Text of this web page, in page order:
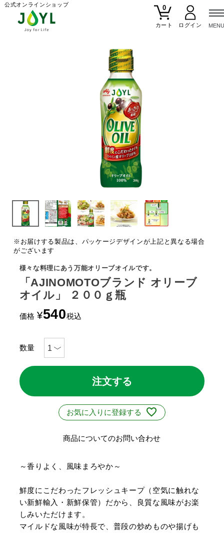
公式オンラインショップ
0
カート
※お届けする製品は、パッケージデザインが上記と異なる場合
がございます
様々な料理にあう万能オリーブオイルです。
「AJINOMOTOブランド オリーブ
オイル」 ２００ｇ瓶
価格 ¥540税込
注文する
お気に入りに登録する
商品についてのお問い合わせ
～香りよく、風味まろやか～
鮮度にこだわったフレッシュキープ（空気に触れな
い新鮮輸入・新鮮保管）だから、良質な風味がお楽
しみいただけます。
マイルドな風味が特長で、普段の炒めものや揚げも